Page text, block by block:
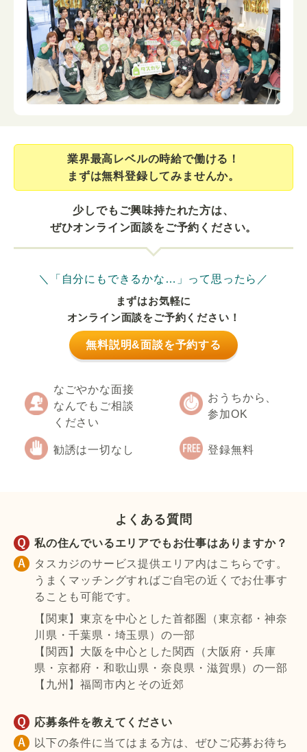
業界最⾼レベルの時給で働ける！
まずは無料登録してみませんか。
少しでもご興味持たれた方は、
ぜひオンライン面談をご予約ください。
＼「自分にもできるかな…」って思ったら／
まずはお気軽に
オンライン面談をご予約ください！
無料説明&面談を予約する
なごやかな面接
なんでもご相談
ください
おうちから、
参加OK
勧誘は一切なし 登録無料
よくある質問
私の住んでいるエリアでもお仕事はありますか？
タスカジのサービス提供エリア内はこちらです。
うまくマッチングすればご自宅の近くでお仕事す
ることも可能です。
【関東】東京を中心とした首都圏（東京都・神奈
川県・千葉県・埼玉県）の一部
【関西】大阪を中心とした関西（大阪府・兵庫
県・京都府・和歌山県・奈良県・滋賀県）の一部
【九州】福岡市内とその近郊
応募条件を教えてください
以下の条件に当てはまる方は、ぜひご応募お待ち